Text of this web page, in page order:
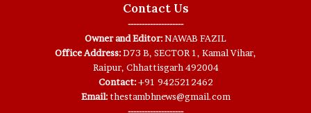
Contact Us
--------------------
Owner and Editor:NAWAB FAZIL
Office Address:D73 B, SECTOR 1, Kamal Vihar,
Raipur, Chhattisgarh 492004
Contact:+91 9425212462
Email:thestambhnews@gmail.com